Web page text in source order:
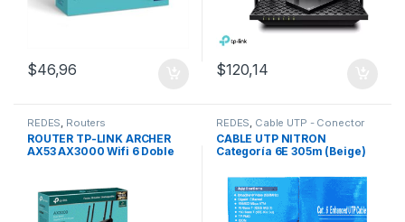
$46,96 $120,14
REDES Routers
ROUTER TP-LINK ARCHER
AX53 AX3000 Wifi 6 Doble
REDES Cable UTP - Conector
RJ45
CABLE UTP NITRON
Categoría 6E 305m (Beige)